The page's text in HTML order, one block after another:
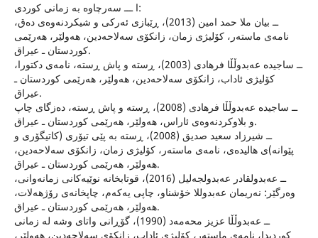
ا ـــ سه‌رچاوه‌ به‌ زمانى كوردی:
ــ بیان ملا حمد امین (2013)، ڕێبازى ئه‌ركى و شیكردنه‌وه‌ى ده‌ق،
نامه‌ى ماسته‌ر، كۆلیژى زمان، زانكۆى سه‌لاحه‌دین، هه‌ولێر، هه‌رێمى
كوردستان ـ عیراق.
ــ ساجیده‌ عه‌بدوڵڵا فرهادى (2003)، ڕسته‌ و پاش ڕسته‌، نامه‌ى دكتورا،
كۆلیژى ئاداب، زانكۆى سه‌لاحه‌دین، هه‌ولێر، هه‌رێمى كوردستان ـ
عیراق.
ــ ساجیده‌ عه‌بدوڵڵا فرهادى (2008)، ڕسته‌ و پاش ڕسته‌، ده‌زگاى چاپ
و بلاوكردنه‌وه‌ى ئاراس، هه‌ولێر، هه‌رێمى كوردستان ـ عیراق.
ــ شیرزاد سعید صدیق (2008)، ڕسته‌ به‌ پێى تیۆرى (كاتیگۆرى و
پێوانه‌)ى هالیده‌ى، نامه‌ى ماسته‌ر، كۆلیژى زمان، زانكۆى سه‌لاحه‌دین،
هه‌ولێر، هه‌رێمى كوردستان ـ عیراق.
ــ عه‌بدولقادر عه‌بدولجه‌لیل (2016)، قوتابخانه‌ نوێیه‌كانى زمانه‌وانى،
وه‌رگێر: نه‌ریمان عه‌بدوللا خۆشناو، چاپى یه‌كه‌م، چاپخانه‌ى رۆژهه‌لات،
هه‌ولێر، هه‌رێمى كوردستان ـ عیراق.
ــ عه‌بدوڵڵا عزیز محه‌مه‌د (1990)، گۆڕانى واتاى وشه‌ له‌ زمانى
كوردیدا، نامه‌ى ماسته‌ر، كۆلیژى ئاداب، زانكۆى سه‌لاحه‌دین، هه‌ولێر،